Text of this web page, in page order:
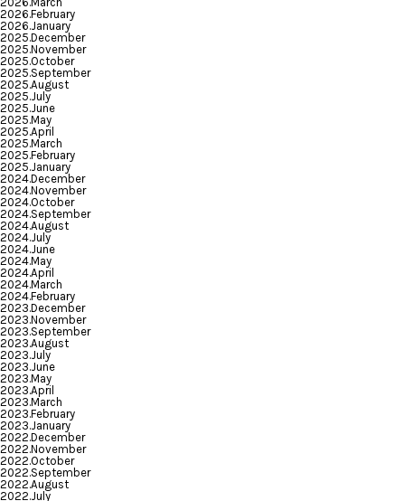
2026.February
2026.January
2025.December
2025.November
2025.October
2025.September
2025.August
2025.July
2025.June
2025.May
2025.April
2025.March
2025.February
2025.January
2024.December
2024.November
2024.October
2024.September
2024.August
2024.July
2024.June
2024.May
2024.April
2024.March
2024.February
2023.December
2023.November
2023.September
2023.August
2023.July
2023.June
2023.May
2023.April
2023.March
2023.February
2023.January
2022.December
2022.November
2022.October
2022.September
2022.August
2022.July